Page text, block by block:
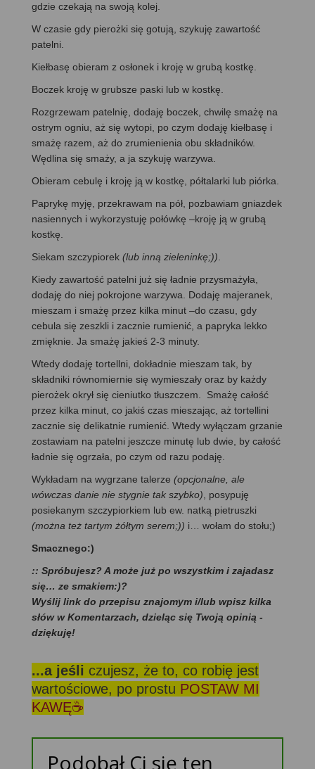
gdzie czekają na swoją kolej.
W czasie gdy pierożki się gotują, szykuję zawartość
patelni.
Kiełbasę obieram z osłonek i kroję w grubą kostkę.
Boczek kroję w grubsze paski lub w kostkę.
Rozgrzewam patelnię, dodaję boczek, chwilę smażę na
ostrym ogniu, aż się wytopi, po czym dodaję kiełbasę i
smażę razem, aż do zrumienienia obu składników.
Wędlina się smaży, a ja szykuję warzywa.
Obieram cebulę i kroję ją w kostkę, półtalarki lub piórka.
Paprykę myję, przekrawam na pół, pozbawiam gniazdek
nasiennych i wykorzystuję połówkę –kroję ją w grubą
kostkę.
Siekam szczypiorek (lub inną zieleninkę;)).
Kiedy zawartość patelni już się ładnie przysmażyła,
dodaję do niej pokrojone warzywa. Dodaję majeranek,
mieszam i smażę przez kilka minut –do czasu, gdy
cebula się zeszkli i zacznie rumienić, a papryka lekko
zmięknie. Ja smażę jakieś 2-3 minuty.
Wtedy dodaję tortellni, dokładnie mieszam tak, by
składniki równomiernie się wymieszały oraz by każdy
pierożek okrył się cieniutko tłuszczem. Smażę całość
przez kilka minut, co jakiś czas mieszając, aż tortellini
zacznie się delikatnie rumienić. Wtedy wyłączam grzanie
zostawiam na patelni jeszcze minutę lub dwie, by całość
ładnie się ogrzała, po czym od razu podaję.
Wykładam na wygrzane talerze (opcjonalne, ale
wówczas danie nie stygnie tak szybko), posypuję
posiekanym szczypiorkiem lub ew. natką pietruszki
(można też tartym żółtym serem;)) i… wołam do stołu;)
Smacznego:)
:: Spróbujesz? A może już po wszystkim i zajadasz
się… ze smakiem:)?
Wyślij link do przepisu znajomym i/lub wpisz kilka
słów w Komentarzach, dzieląc się Twoją opinią -
dziękuję!
...a jeśli czujesz, że to, co robię jest
wartościowe, po prostu POSTAW MI
KAWĘ☕
Podobał Ci się ten